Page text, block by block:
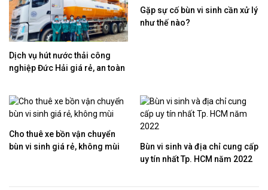
Dịch vụ hút nước thải công
nghiệp Đức Hải giá rẻ, an toàn
Gặp sự cố bùn vi sinh cần xử lý
như thế nào?
Cho thuê xe bồn vận chuyển
bùn vi sinh giá rẻ, không mùi
Bùn vi sinh và địa chỉ cung cấp
uy tín nhất Tp. HCM năm 2022